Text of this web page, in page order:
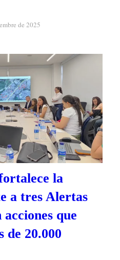
de 2025
la
a tres Alertas
que
de 20.000